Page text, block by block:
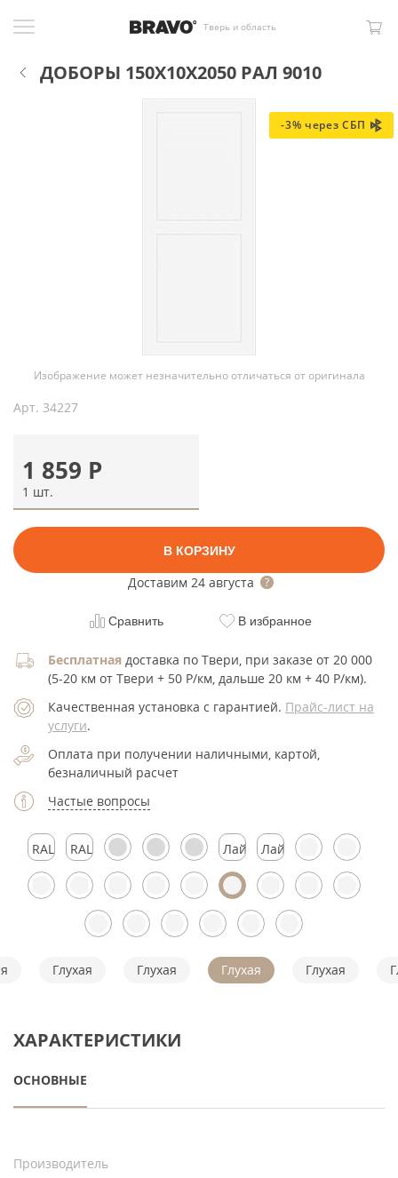
Тверь и область
ДОБОРЫ 150X10X2050 РАЛ 9010
-3% через СБП
Изображение может незначительно отличаться от оригинала
Арт. 34227
1 859 Р
1 шт.
В КОРЗИНУ
Доставим 24 августа
Сравнить В избранное
Бесплатная доставка по Твери, при заказе от 20 000
(5-20 км от Твери + 50 Р/км, дальше 20 км + 40 Р/км).
Качественная установка с гарантией. Прайс-лист на
услуги.
Оплата при получении наличными, картой,
безналичный расчет
Частые вопросы
RAL
7024
RAL
7024
ЛайтмоккоЛайтмокко
Глухая Глухая Глухая Глухая
ХАРАКТЕРИСТИКИ
ОСНОВНЫЕ
Производитель